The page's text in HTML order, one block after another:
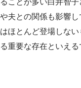
や夫との関係も影響
はほとんど登場しな
る重要な存在といえる